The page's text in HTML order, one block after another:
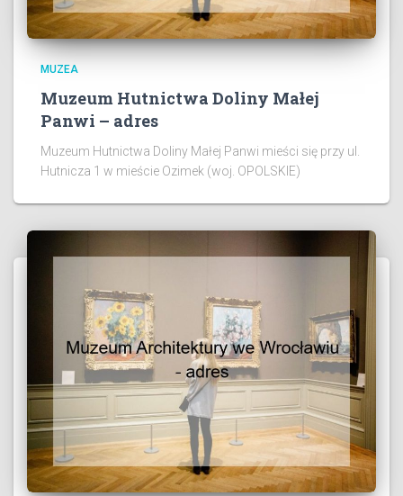
MUZEA
Muzeum Hutnictwa Doliny Małej
Panwi – adres
Muzeum Hutnictwa Doliny Małej Panwi mieści się przy ul.
Hutnicza 1 w mieście Ozimek (woj. OPOLSKIE)